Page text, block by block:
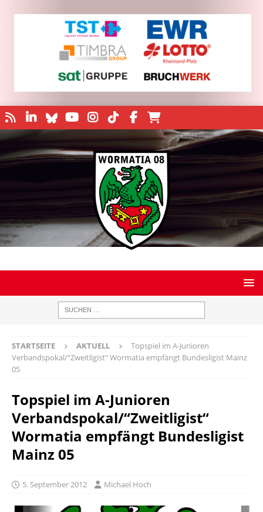
STARTSEITE AKTUELL
Topspiel im A-Junioren
Verbandspokal/“Zweitligist“ Wormatia empfängt Bundesligist Mainz
05
Topspiel im A-Junioren
Verbandspokal/“Zweitligist“
Wormatia empfängt Bundesligist
Mainz 05
5. September 2012 Michael Hoch